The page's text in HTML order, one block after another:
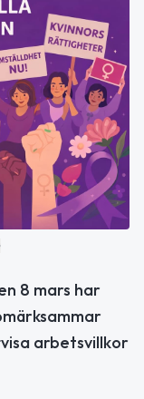
8 mars har
arbetsvillkor